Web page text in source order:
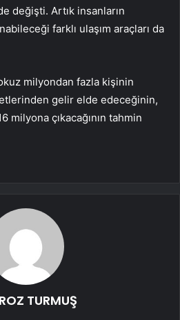
değişti. Artık insanların
farklı ulaşım araçları da
milyondan fazla kişinin
gelir elde edeceğinin,
milyona çıkacağının tahmin
TURMUŞ